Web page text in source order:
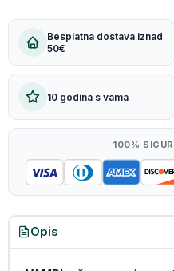
Besplatna dostava iznad
50€
10 godina s vama
100%
Opis